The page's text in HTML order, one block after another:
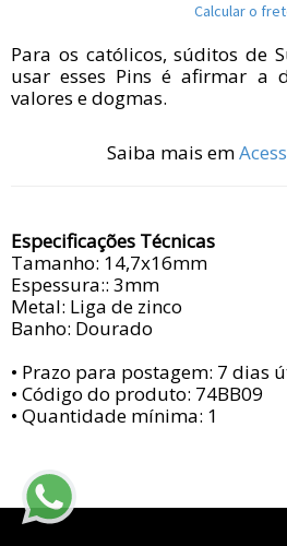
Calcular o
Para os católicos, súditos de
usar esses Pins é afirmar a
valores e dogmas.
Saiba mais em
Especificações Técnicas
Tamanho: 14,7x16mm
Espessura:: 3mm
Metal: Liga de zinco
Banho: Dourado
• Prazo para postagem: 7 dias
• Código do produto: 74BB09
• Quantidade mínima: 1